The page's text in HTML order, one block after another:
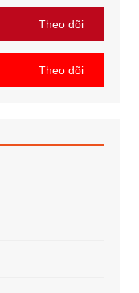
Theo dõi
Theo dõi